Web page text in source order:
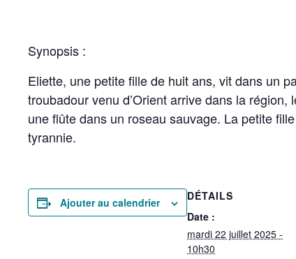
Synopsis :
Eliette, une petite fille de huit ans, vit dans un
troubadour venu d’Orient arrive dans la
une flûte dans un roseau sauvage. La petite
tyrannie.
Ajouter au calendrier
DÉTAILS
Date :
mardi 22 juillet 2025 -
10h30